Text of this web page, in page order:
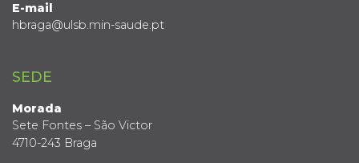
E-mail
hbraga@ulsb.min-saude.pt
SEDE
Morada
Sete Fontes – São Victor
4710-243 Braga